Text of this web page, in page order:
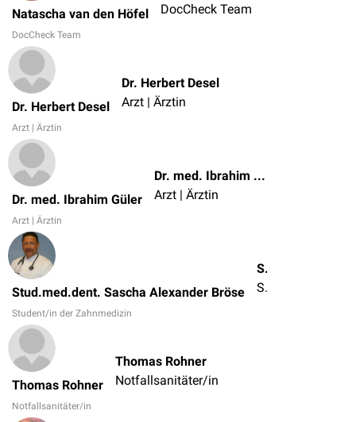
Natascha van den Höfel
DocCheck Team
DocCheck Team
Dr. Herbert Desel
Arzt | Ärztin
Dr. Herbert Desel
Arzt | Ärztin
Dr. med. Ibrahim Güler
Arzt | Ärztin
Dr. med. Ibrahim Güler
Arzt | Ärztin
Stud.med.dent. Sascha Alexander Bröse
Student/in der Zahnmedizin
Stud.med.dent. Sascha Alexander Bröse
Student/in der Zahnmedizin
Thomas Rohner
Notfallsanitäter/in
Thomas Rohner
Notfallsanitäter/in